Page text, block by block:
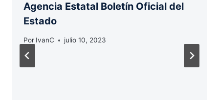
Agencia Estatal Boletín Oficial del
Estado
Por IvanC julio 10, 2023